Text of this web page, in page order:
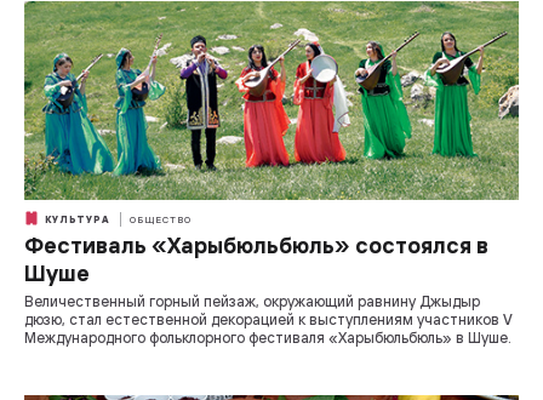
КУЛЬТУРА ОБЩЕСТВО
Фестиваль «Харыбюльбюль» состоялся в
Шуше
Величественный горный пейзаж, окружающий равнину Джыдыр
дюзю, стал естественной декорацией к выступлениям участников V
Международного фольклорного фестиваля «Харыбюльбюль» в Шуше.